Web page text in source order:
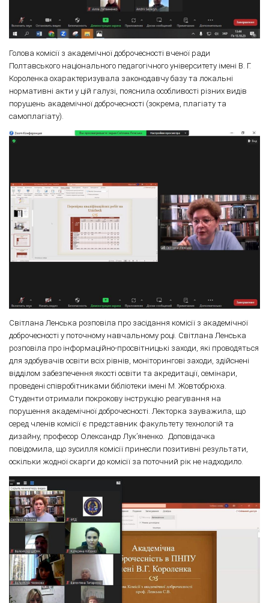
Голова комісії з академічної доброчесності вченої ради
Полтавського національного педагогічного університету імені В. Г.
Короленка охарактеризувала законодавчу базу та локальні
нормативні акти у цій галузі, пояснила особливості різних видів
порушень академічної доброчесності (зокрема, плагіату та
самоплагіату).
Світлана Ленська розповіла про засідання комісії з академічної
доброчесності у поточному навчальному році. Світлана Ленська
розповіла про інформаційно-просвітницькі заходи, які проводяться
для здобувачів освіти всіх рівнів, моніторингові заходи, здійснені
відділом забезпечення якості освіти та акредитації, семінари,
проведені співробітниками бібліотеки імені М. Жовтобрюха.
Студенти отримали покрокову інструкцію реагування на
порушення академічної доброчесності. Лекторка зауважила, що
серед членів комісії є представник факультету технологій та
дизайну, професор Олександр Лук’яненко. Доповідачка
повідомила, що зусилля комісії принесли позитивні результати,
оскільки жодної скарги до комісії за поточний рік не надходило.